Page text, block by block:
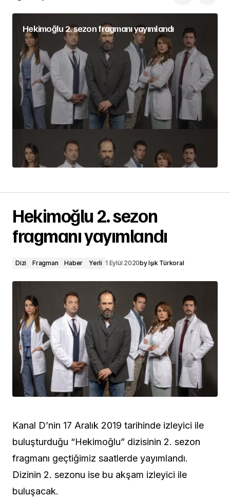
Hekimoğlu 2. sezon fragmanı yayımlandı
Hekimoğlu 2. sezon
fragmanı yayımlandı
Dizi Fragman Haber Yerli 1 Eylül 2020byIşık Türkoral
Kanal D’nin 17 Aralık 2019 tarihinde izleyici ile
buluşturduğu “Hekimoğlu” dizisinin 2. sezon
fragmanı geçtiğimiz saatlerde yayımlandı.
Dizinin 2. sezonu ise bu akşam izleyici ile
buluşacak.